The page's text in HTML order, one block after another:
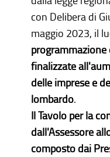
con Delibera di
maggio 2023, il
programmazione
finalizzate
delle imprese e
lombardo.
Il Tavolo per la
dall'Assessore
composto dai